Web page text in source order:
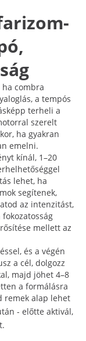
ha combra
a tempós
terheli a
szerelt
ha gyakran
emelni.
kínál, 1–20
lehet, ha
segítenek,
az intenzitást,
mellett az
és a végén
a cél, dolgozz
majd jöhet 4–8
a formálásra
remek alap lehet
- előtte aktivál,